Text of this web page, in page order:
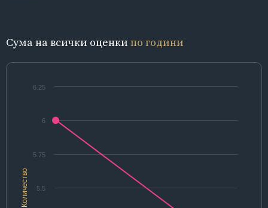
Сума на всички оценки по години
Количество 5.5
5.75
6
6.25